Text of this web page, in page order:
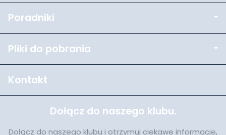
Poradniki
Pliki do pobrania
Kontakt
Dołącz do naszego klubu.
Dołącz do naszego klubu i otrzymuj ciekawe informacje,